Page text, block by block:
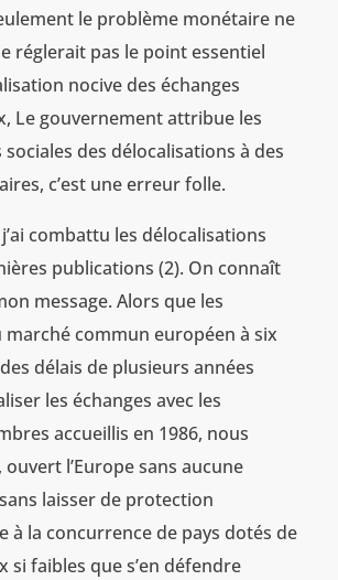
le problème monétaire ne
réglerait pas le point essentiel
nocive des échanges
Le gouvernement attribue les
des délocalisations à des
c’est une erreur folle.
combattu les délocalisations
publications (2). On connaît
message. Alors que les
commun européen à six
délais de plusieurs années
les échanges avec les
accueillis en 1986, nous
l’Europe sans aucune
laisser de protection
à la concurrence de pays dotés de
si faibles que s’en défendre